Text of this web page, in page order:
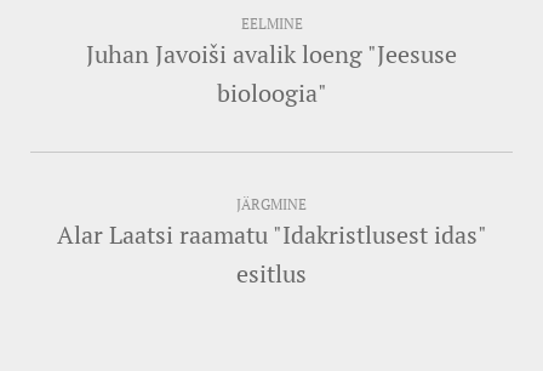
EELMINE
Juhan Javoiši avalik loeng "Jeesuse
bioloogia"
JÄRGMINE
Alar Laatsi raamatu "Idakristlusest idas"
esitlus